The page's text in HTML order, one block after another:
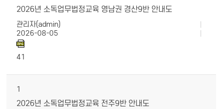
2026년 소독업무법정교육 영남권 경산9반 안내도
관리자(admin)
2026-08-05
41
1
2026년 소독업무법정교육 전주9반 안내도